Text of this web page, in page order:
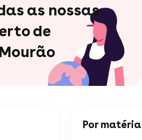
as nossas
de
Por matéria